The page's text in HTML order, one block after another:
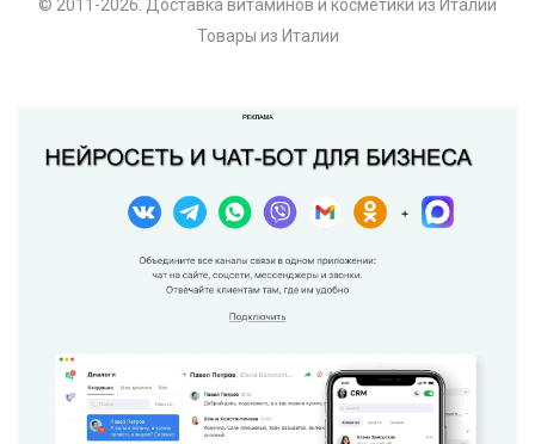
© 2011-2026. Доставка витаминов и косметики из Италии
Товары из Италии